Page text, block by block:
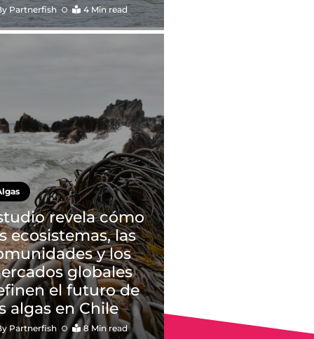
Partnerfish 4 Min read
revela cómo
ecosistemas, las
y los
globales
el futuro de
algas en Chile
Partnerfish 8 Min read